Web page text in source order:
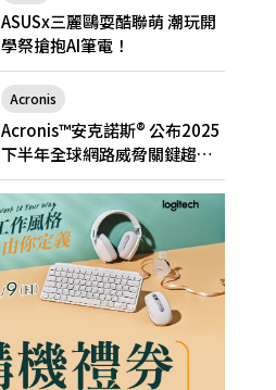
ASUSx三麗鷗耍酷聯萌 潮玩開
學祭搶抱AI筆電！
Acronis
Acronis™安克諾斯® 公布2025
下半年全球網路威脅關鍵趨
勢： AI 攻擊激增、勒索軟體猖
獗